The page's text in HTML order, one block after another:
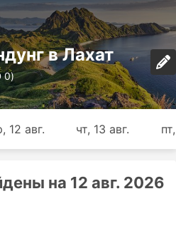
в Лахат
0)
12 авг. чт, 13 авг.
на 12 авг. 2026